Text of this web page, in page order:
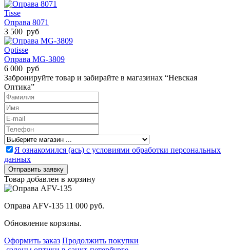
Tisse
Оправа 8071
3 500 руб
Optisse
Оправа MG-3809
6 000 руб
Забронируйте товар и забирайте в магазинах “Невская
Оптика”
Я ознакомился (ась) с условиями обработки персональных
данных
Товар добавлен в корзину
Оправа AFV-135 11 000 руб.
Обновление корзины.
Оформить заказ Продолжить покупки